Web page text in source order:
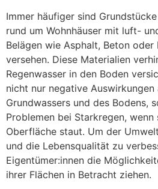
Immer häufiger sind
rund um Wohnhäuser mit luft-
Belägen wie Asphalt, Beton oder
versehen. Diese Materialien
Regenwasser in den Boden
nicht nur negative
Grundwassers und des Bodens,
Problemen bei Starkregen, wenn
Oberfläche staut. Um der
und die Lebensqualität zu
Eigentümer:innen die
ihrer Flächen in Betracht ziehen.